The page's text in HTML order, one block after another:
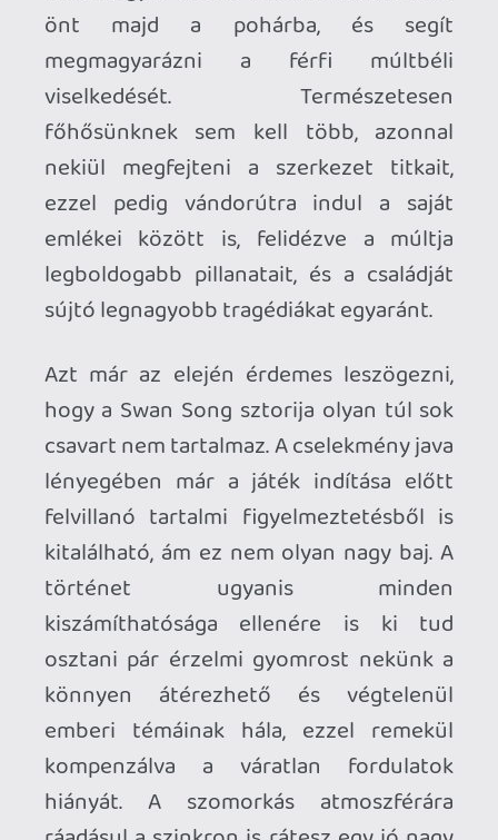
Narratív szempontból egyedül azért kár,
hogy Edith a lehető legritkább esetekben
reagál csak a felmerült emlékekre, vagy
épp apja, netán anyja leveleire, amik sorra
kerülnek elő a zenedobozból. Még a
hidegen hagyja, arra sem mond semmit,
így pedig az egész érzelmi ív
lezáratlannak érződik, és akaratlanul is
felveti az emberben a klasszikus kérdést,
miszerint ennyi volt az egész? Itt a vége?
Ez a fajta semmiben lebegő befejezés
önmagában nem elég ahhoz, hogy teljes
mértékben hazavágja a Swan Song
kínálta élményt, de azért egy kicsit
belerondít egy amúgy nagyon
összeszedett és nagyon átérezhető
történetbe.